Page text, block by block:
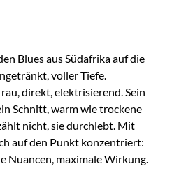
Blues aus Südafrika auf die
voller Tiefe.
direkt, elektrisierend. Sein
Schnitt, warm wie trockene
nicht, sie durchlebt. Mit
auf den Punkt konzentriert:
Nuancen, maximale Wirkung.